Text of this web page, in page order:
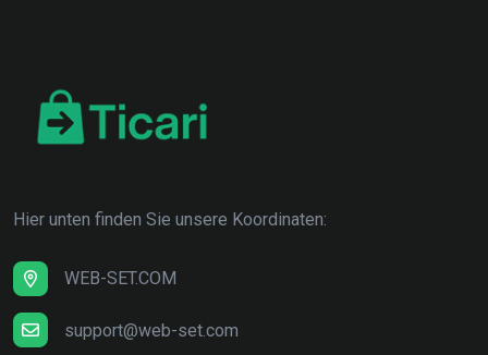
Hier unten finden Sie unsere Koordinaten:
WEB-SET.COM
support@web-set.com